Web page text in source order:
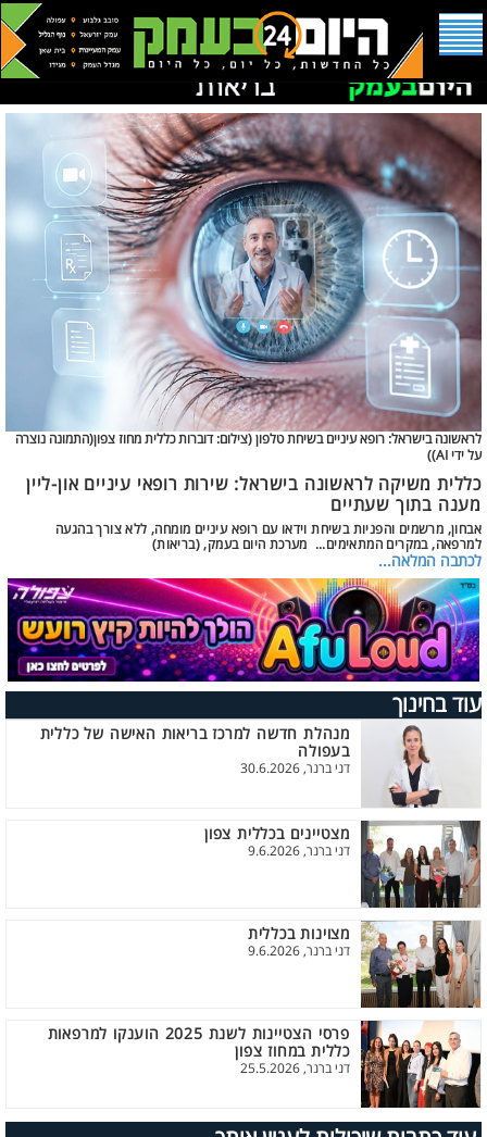
לראשונה בישראל: רופא עיניים בשיחת טלפון (צילום: דוברות כללית מחוז צפון(התמונה נוצרה
על ידי AI))
כללית משיקה לראשונה בישראל: שירות רופאי עיניים און-ליין
מענה בתוך שעתיים
אבחון, מרשמים והפניות בשיחת וידאו עם רופא עיניים מומחה, ללא צורך בהגעה
למרפאה, במקרים המתאימים... מערכת היום בעמק, (בריאות)
לכתבה המלאה...
עוד בחינוך
מנהלת חדשה למרכז בריאות האישה של כללית
בעפולה
דני ברנר, 30.6.2026
מצטיינים בכללית צפון
דני ברנר, 9.6.2026
מצוינות בכללית
דני ברנר, 9.6.2026
פרסי הצטיינות לשנת 2025 הוענקו למרפאות
כללית במחוז צפון
דני ברנר, 25.5.2026